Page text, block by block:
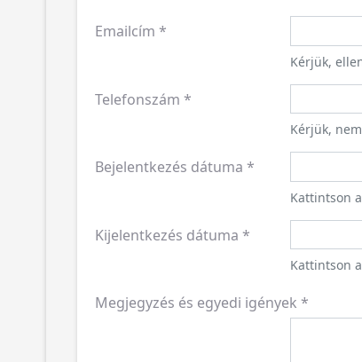
Emailcím *
Kérjük,
Telefonszám *
Kérjük,
Bejelentkezés dátuma *
Kattintson
Kijelentkezés dátuma *
Kattintson
Megjegyzés és egyedi igények *